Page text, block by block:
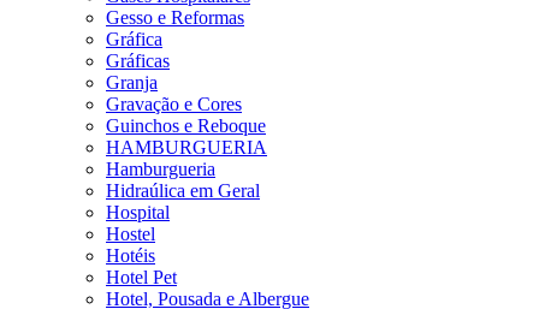
Gesso e Reformas
Gráfica
Gráficas
Granja
Gravação e Cores
Guinchos e Reboque
HAMBURGUERIA
Hamburgueria
Hidraúlica em Geral
Hospital
Hostel
Hotéis
Hotel Pet
Hotel, Pousada e Albergue